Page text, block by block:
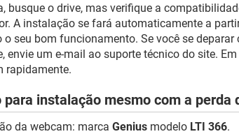
busque o drive, mas verifique a
A instalação se fará automaticamente a
o seu bom funcionamento. Se você se
envie um e-mail ao suporte técnico do site.
rapidamente.
para instalação mesmo com a perda
da webcam: marca Genius modelo LTI 366.